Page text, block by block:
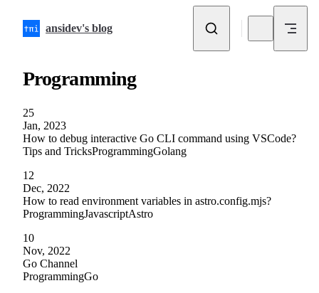
ansidev's blog
Programming
25
Jan, 2023
How to debug interactive Go CLI command using VSCode?
Tips and TricksProgrammingGolang
12
Dec, 2022
How to read environment variables in astro.config.mjs?
ProgrammingJavascriptAstro
10
Nov, 2022
Go Channel
ProgrammingGo